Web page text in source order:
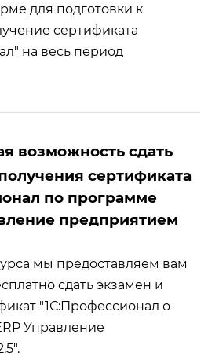
для подготовки к
сертификата
на весь период
возможность сдать
сертификата
по программе
предприятием
мы предоставляем вам
сдать экзамен и
"1С:Профессионал о
Управление